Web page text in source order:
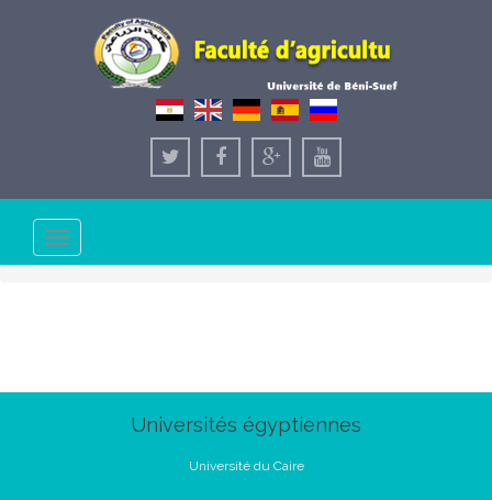
Toggle
navigation
Universités égyptiennes
Université du Caire